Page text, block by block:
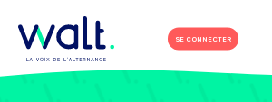
SE CONNECTER